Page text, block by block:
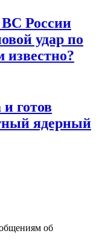
ВС России
удар по
известно?
готов
ядерный
об